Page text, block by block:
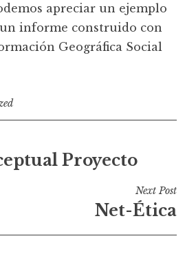
apreciar un ejemplo
informe construido con
Geográfica Social
Proyecto
Next Post
Net-Ética